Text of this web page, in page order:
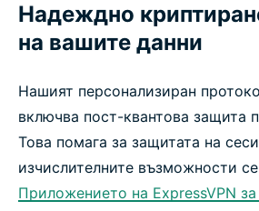
Надеждно
на вашите данни
Нашият персонализиран
включва пост-квантова защита
Това помага за защитата на
изчислителните възможности
Приложението на ExpressVPN